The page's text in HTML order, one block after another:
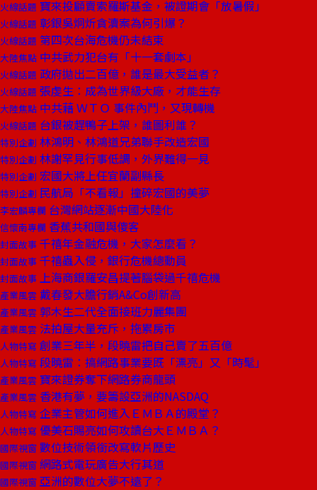
火線話題 寶來投顧賣索羅斯基金，被證期會「放暑假」
火線話題 彰銀吳炯炘貪瀆案為何引爆？
火線話題 第四次台海危機仍未結束
大陸焦點 中共武力犯台有「十一套劇本」
火線話題 政府拋出二百億，誰是最大受益者？
火線話題 張虔生：成為世界級大廠，才能生存
大陸焦點 中共藉 ＷＴＯ 事件內鬥，又現轉機
火線話題 台銀被趕鴨子上架，誰圖利誰？
特別企劃 林鴻明、林鴻道兄弟聯手改造宏國
特別企劃 林謝罕見行事低調，外界難得一見
特別企劃 宏國大將上任宜蘭副縣長
特別企劃 民航局「不看報」撞碎宏國的美夢
李宏麟專欄 台灣網站逐漸中國大陸化
信懷南專欄 香蕉共和國與傻客
封面故事 千禧年金融危機，大家怎麼看？
封面故事 千禧蟲入侵，銀行危機總動員
封面故事 上海商銀羅安昌提著腦袋過千禧危機
產業風雲 戴春發大膽行銷A&Co創新高
產業風雲 郭木生二代全面接班力麗集團
產業風雲 法拍屋大量充斥，拖累房市
人物特寫 創業三年半，段曉雷把自己賣了五百億
人物特寫 段曉雷：搞網路事業要既「漂亮」又「時髦」
產業風雲 寶來證券奪下網路券商龍頭
產業風雲 香港有夢，要籌設亞洲的NASDAQ
人物特寫 企業主管如何進入ＥＭＢＡ的殿堂？
人物特寫 優美石賜亮如何攻讀台大ＥＭＢＡ？
國際視窗 數位技術領銜改寫軟片歷史
國際視窗 網路式電玩廣告大行其道
國際視窗 亞洲的數位大夢不遠了？